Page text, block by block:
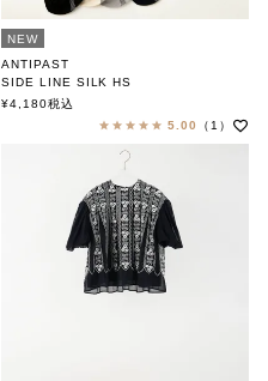
NEW
ANTIPAST
SIDE LINE SILK HS
アンティパスト
¥4,180税込
5.00
（1）